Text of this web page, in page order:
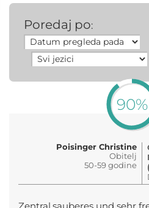
Poredaj po:
90%
Poisinger Christine
Obitelj
50-59 godine